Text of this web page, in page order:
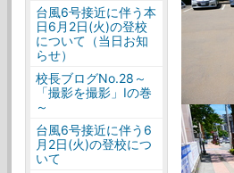
台風6号接近に伴う本
日6月2日(火)の登校
について（当日お知
らせ）
校長ブログNo.28～
「撮影を撮影」Ⅰの巻
～
台風6号接近に伴う6
月2日(火)の登校につ
いて